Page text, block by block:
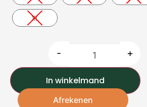
XL
- +
In winkelmand
Afrekenen